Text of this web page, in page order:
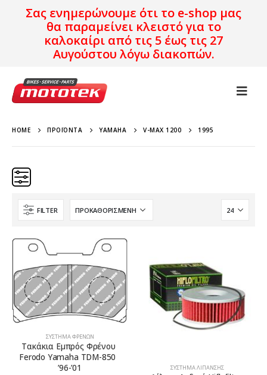
Σας ενημερώνουμε ότι το e-shop μας
θα παραμείνει κλειστό για το
καλοκαίρι από τις 5 έως τις 27
Αυγούστου λόγω διακοπών.
HOME ΠΡΟΪΌΝΤΑ YAMAHA V-MAX 1200 1995
Κατηγορίες
Προϊόν Προέλευση
Aftermarket
FILTER
ΣΎΣΤΗΜΑ ΦΡΈΝΩΝ
Τακάκια Εμπρός Φρένου
Ferodo Yamaha TDM-850
’96-’01
ΣΎΣΤΗΜΑ ΛΊΠΑΝΣΗΣ